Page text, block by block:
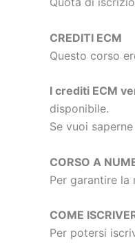
CREDITI ECM
Questo corso
I crediti ECM
disponibile.
Se vuoi
CORSO A
Per garantire
COME
Per potersi